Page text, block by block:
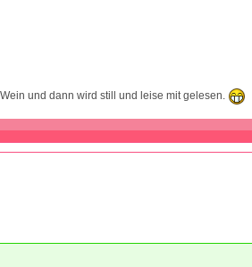
und dann wird still und leise mit gelesen.